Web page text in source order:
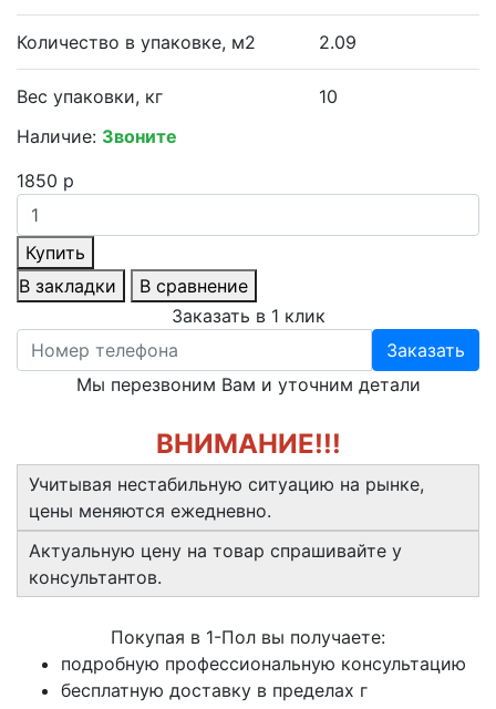
Количество в упаковке, м2 2.09
Вес упаковки, кг
10
Наличие: Звоните
1850 р
Купить
В закладки
В сравнение
Заказать в 1 клик
Заказать
Мы перезвоним Вам и уточним детали
ВНИМАНИЕ!!!
Учитывая нестабильную ситуацию на рынке,
цены меняются ежедневно.
Актуальную цену на товар спрашивайте у
консультантов.
Покупая в 1-Пол вы получаете:
подробную профессиональную консультацию
бесплатную доставку в пределах г